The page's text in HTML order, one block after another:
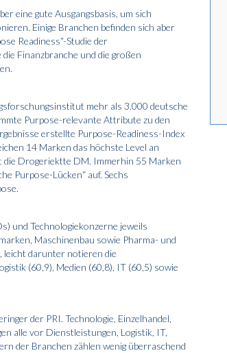
eine gute Ausgangsbasis, um sich
Einige Branchen befinden sich aber
Readiness“-Studie der
Finanzbranche und die großen
mehr als 3.000 deutsche
Purpose-relevante Attribute zu den
erstellte Purpose-Readiness-Index
14 Marken das höchste Level an
die Drogeriektte DM. Immerhin 55 Marken
Purpose-Lücken“ auf. Sechs
und Technologiekonzerne jeweils
Maschinenbau sowie Pharma- und
leicht darunter notieren die
(60,9), Medien (60,8), IT (60,5) sowie
der PRI. Technologie, Einzelhandel,
alle vor Dienstleistungen, Logistik, IT,
der Branchen zählen wenig überraschend